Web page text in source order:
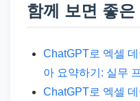
함께 보면 좋은
ChatGPT로 엑셀
아 요약하기: 실무
ChatGPT로 엑셀